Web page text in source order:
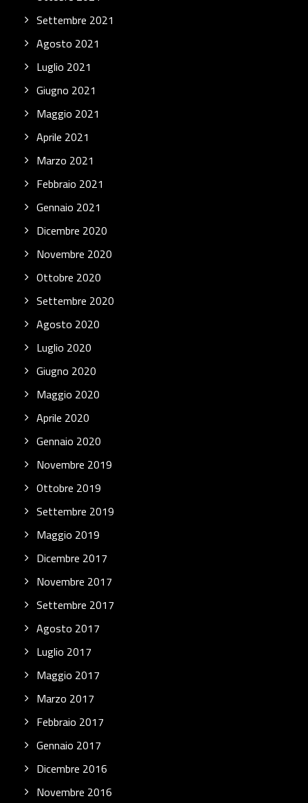
Settembre 2021
Agosto 2021
Luglio 2021
Giugno 2021
Maggio 2021
Aprile 2021
Marzo 2021
Febbraio 2021
Gennaio 2021
Dicembre 2020
Novembre 2020
Ottobre 2020
Settembre 2020
Agosto 2020
Luglio 2020
Giugno 2020
Maggio 2020
Aprile 2020
Gennaio 2020
Novembre 2019
Ottobre 2019
Settembre 2019
Maggio 2019
Dicembre 2017
Novembre 2017
Settembre 2017
Agosto 2017
Luglio 2017
Maggio 2017
Marzo 2017
Febbraio 2017
Gennaio 2017
Dicembre 2016
Novembre 2016